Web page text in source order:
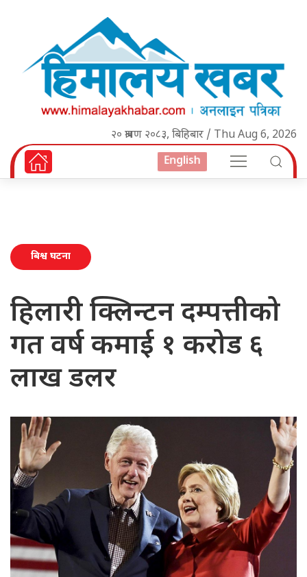
२० श्रावण २०८३, बिहिबार / Thu Aug 6, 2026
English
बिश्व घटना
हिलारी क्लिन्टन दम्पत्तीको
गत वर्ष कमाई १ करोड ६
लाख डलर